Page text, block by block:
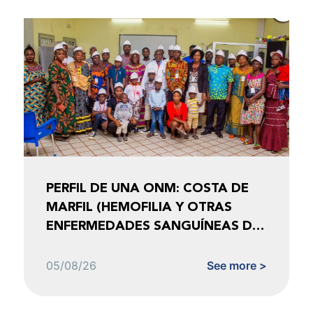
PERFIL DE UNA ONM: COSTA DE
MARFIL (HEMOFILIA Y OTRAS
ENFERMEDADES SANGUÍNEAS DE
05/08/26 See more >